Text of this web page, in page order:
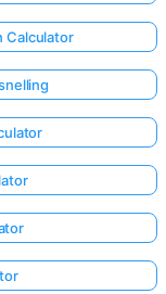
Calculator